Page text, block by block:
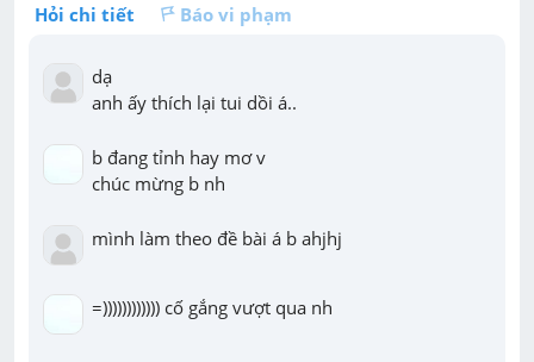
Hỏi chi tiết Báo vi phạm
dạ
anh ấy thích lại tui dồi á..
b đang tỉnh hay mơ v
chúc mừng b nh
mình làm theo đề bài á b ahjhj
=)))))))))))) cố gắng vượt qua nh